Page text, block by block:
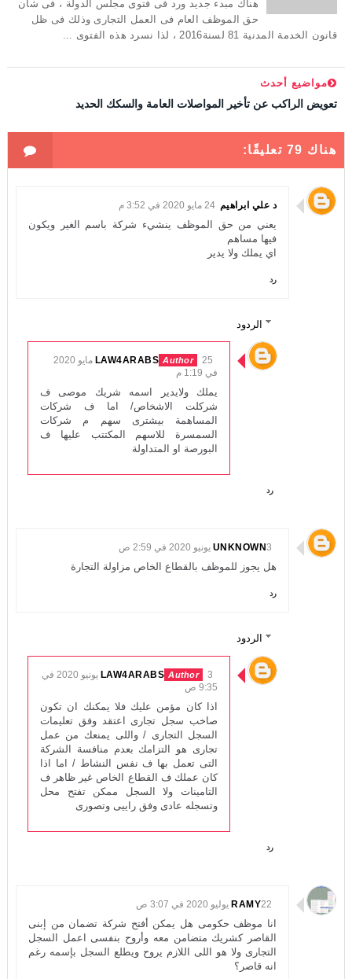
هناك مبدء جديد ورد فى فتوى مجلس الدولة ، فى شأن
حق الموظف العام فى العمل التجارى وذلك فى ظل
قانون الخدمة المدنية 81 لسنة2016 ، لذا نسرد هذه الفتوى ...
مواضيع أحدث
تعويض الراكب عن تأخير المواصلات العامة والسكك الحديد
هناك 79 تعليقًا:
د علي ابراهيم 24 مايو 2020 في 3:52 م
يعني من حق الموظف ينشيء شركة باسم الغير ويكون
فيها مساهم
اي يملك ولا يدير
رد
الردود
LAW4ARABS
25 مايو 2020
في 1:19 م
يملك ولايدير اسمه شريك موصى ف
شركلت الاشخاص/ اما ف شركات
المساهمة بيشترى سهم م شركات
السمسرة للاسهم المكتتب عليها ف
البورصة او المتداولة
رد
UNKNOWN3 يونيو 2020 في 2:59 ص
هل يجوز للموظف بالقطاع الخاص مزاولة التجارة
رد
الردود
LAW4ARABS
3 يونيو 2020 في
9:35 ص
اذا كان مؤمن عليك فلا يمكنك ان تكون
صاخب سجل تجارى اعتقد وفق تعليمات
السجل التجارى / واللى يمنعك من عمل
تجارى هو التزامك بعدم منافسة الشركة
التى تعمل بها ف نفس النشاط / اما اذا
كان عملك ف القطاع الخاص غير ظاهر ف
التامينات ولا السجل ممكن تفتح محل
وتسجله عادى وفق راييى وتصورى
رد
RAMY22 يوليو 2020 في 3:07 ص
انا موظف حكومى هل يمكن أفتح شركة تضمان من إبنى
القاصر كشريك متضامن معه وأروح بنفسى اعمل السجل
التجارى ولا هو اللى اللازم يروح ويطلع السجل بإسمه رغم
انه قاصر؟